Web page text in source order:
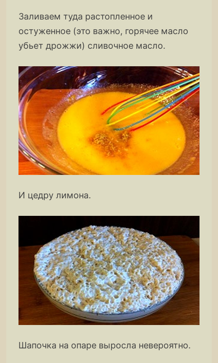
Заливаем туда растопленное и
остуженное (это важно, горячее масло
убьет дрожжи) сливочное масло.
И цедру лимона.
Шапочка на опаре выросла невероятно.